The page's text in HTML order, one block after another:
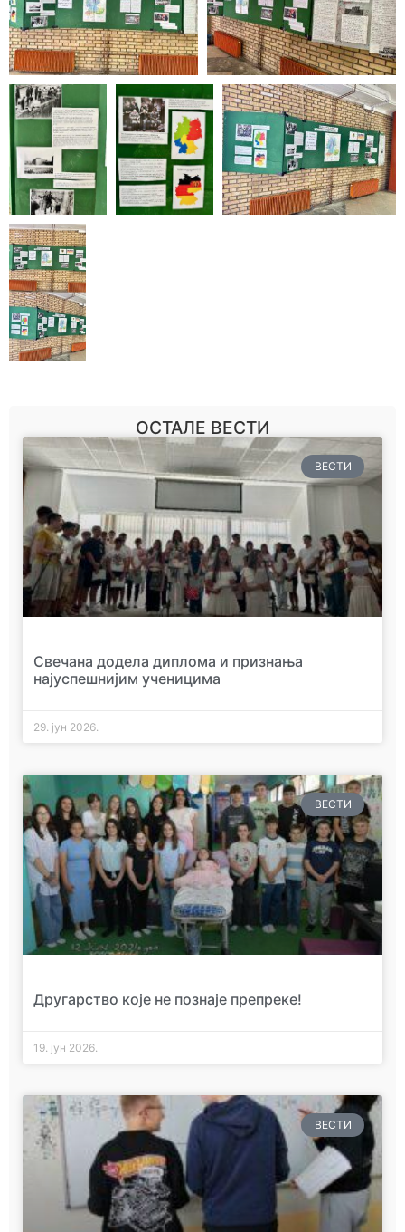
ОСТАЛЕ ВЕСТИ
ВЕСТИ
Свечана додела диплома и признања
најуспешнијим ученицима
29. јун 2026.
ВЕСТИ
Другарство које не познаје препреке!
19. јун 2026.
ВЕСТИ